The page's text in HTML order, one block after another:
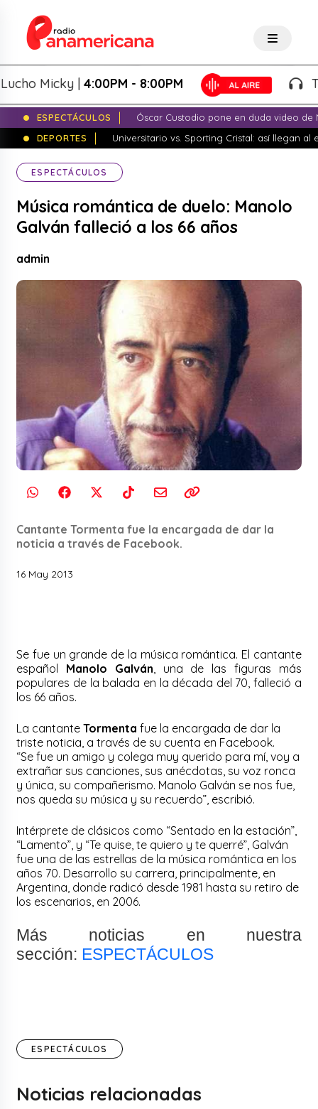
Micky |4:00PM - 8:00PM
ESPECTÁCULOS
Óscar Custodio pone en duda video de
DEPORTES
Universitario vs. Sporting Cristal: así llegan al
ESPECTÁCULOS
Música romántica de duelo: Manolo
Galván falleció a los 66 años
admin
Cantante Tormenta fue la encargada de dar la
noticia a través de Facebook.
16 May 2013
Se fue un grande de la música romántica. El cantante
español Manolo Galván, una de las figuras más
populares de la balada en la década del 70, falleció a
los 66 años.
La cantanteTormenta fue la encargada de dar la
triste noticia, a través de su cuenta en Facebook.
“Se fue un amigo y colega muy querido para mí, voy a
extrañar sus canciones, sus anécdotas, su voz ronca
y única, su compañerismo. Manolo Galván se nos fue,
nos queda su música y su recuerdo”, escribió.
Intérprete de clásicos como “Sentado en la estación”,
“Lamento”, y “Te quise, te quiero y te querré”, Galván
fue una de las estrellas de la música romántica en los
años 70. Desarrollo su carrera, principalmente, en
Argentina, donde radicó desde 1981 hasta su retiro de
los escenarios, en 2006.
Más noticias en nuestra
sección: ESPECTÁCULOS
ESPECTÁCULOS
Noticias relacionadas